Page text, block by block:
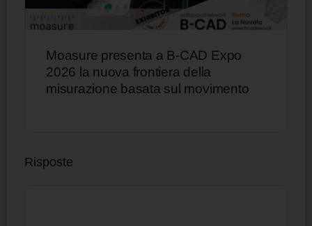
Moasure presenta a B-CAD Expo
2026 la nuova frontiera della
misurazione basata sul movimento
Risposte